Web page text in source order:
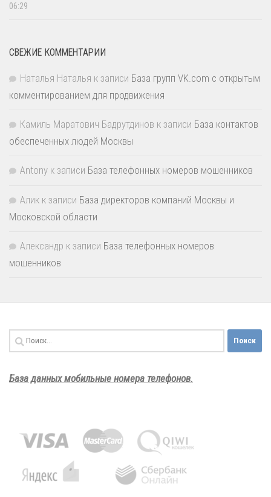
06:29
СВЕЖИЕ КОММЕНТАРИИ
Наталья Наталья к записи База групп VK.com с открытым
комментированием для продвижения
Камиль Маратович Бадрутдинов к записи База контактов
обеспеченных людей Москвы
Antony к записи База телефонных номеров мошенников
Алик к записи База директоров компаний Москвы и
Московской области
Александр к записи База телефонных номеров
мошенников
Найти:
База данных мобильные номера телефонов.